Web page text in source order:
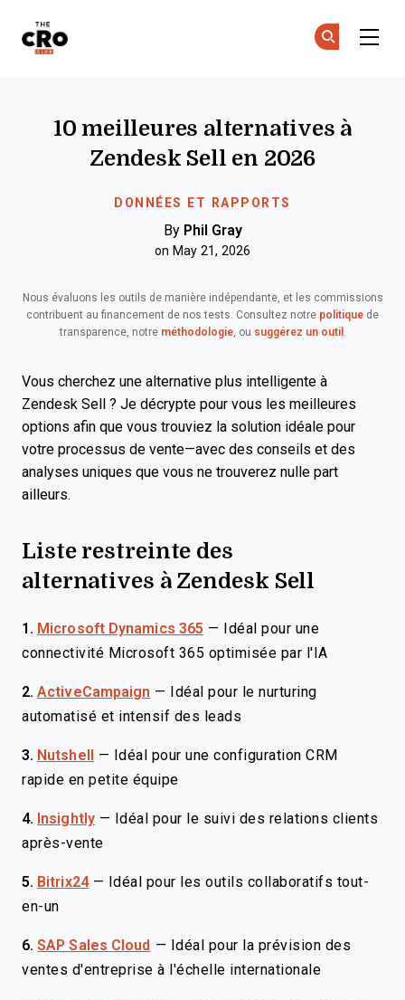
DONNÉES ET RAPPORTS
10 meilleures alternatives à
Zendesk Sell en 2026
By Phil Gray
on May 21, 2026
Nous évaluons les outils de manière indépendante, et les commissions
contribuent au financement de nos tests. Consultez notre politique de
transparence, notre méthodologie, ou suggérez un outil .
Vous cherchez une alternative plus intelligente à
Zendesk Sell ? Je décrypte pour vous les meilleures
options afin que vous trouviez la solution idéale pour
votre processus de vente—avec des conseils et des
analyses uniques que vous ne trouverez nulle part
ailleurs.
Liste restreinte des
alternatives à Zendesk Sell
1. Microsoft Dynamics 365 —
Idéal pour une
connectivité Microsoft 365 optimisée par l'IA
2. ActiveCampaign —
Idéal pour le nurturing
automatisé et intensif des leads
3. Nutshell —
Idéal pour une configuration CRM
rapide en petite équipe
4. Insightly —
Idéal pour le suivi des relations clients
après-vente
5. Bitrix24 —
Idéal pour les outils collaboratifs tout-
en-un
6. SAP Sales Cloud —
Idéal pour la prévision des
ventes d'entreprise à l'échelle internationale